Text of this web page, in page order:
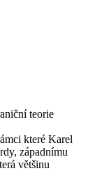
teorie
které Karel
západnímu
většinu